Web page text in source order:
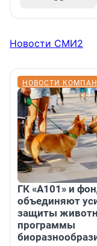
Новости СМИ2
НОВОСТИ
ГК «А101» и
объединяют
защиты
программы